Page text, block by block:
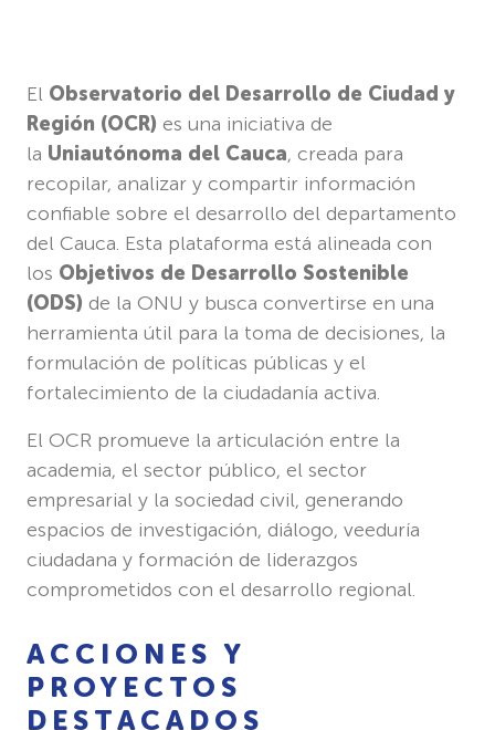
El Observatorio del Desarrollo de Ciudad y
Región (OCR) es una iniciativa de
la Uniautónoma del Cauca, creada para
recopilar, analizar y compartir información
confiable sobre el desarrollo del departamento
del Cauca. Esta plataforma está alineada con
los Objetivos de Desarrollo Sostenible
(ODS) de la ONU y busca convertirse en una
herramienta útil para la toma de decisiones, la
formulación de políticas públicas y el
fortalecimiento de la ciudadanía activa.
El OCR promueve la articulación entre la
academia, el sector público, el sector
empresarial y la sociedad civil, generando
espacios de investigación, diálogo, veeduría
ciudadana y formación de liderazgos
comprometidos con el desarrollo regional.
ACCIONES Y
PROYECTOS
DESTACADOS